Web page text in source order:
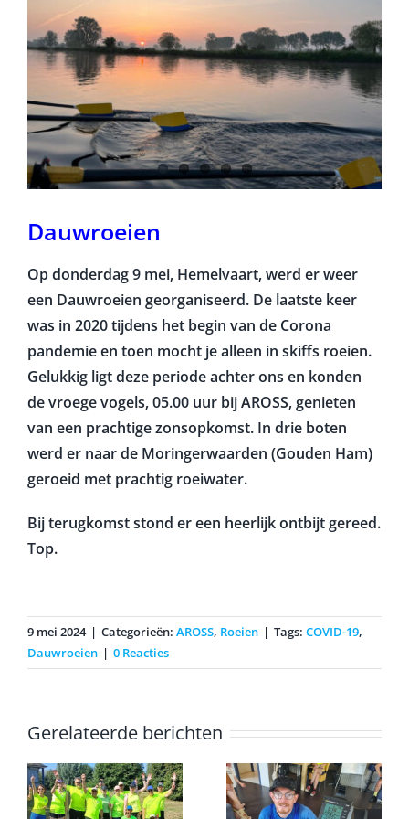
Dauwroeien
Op donderdag 9 mei, Hemelvaart, werd er weer
een Dauwroeien georganiseerd. De laatste keer
was in 2020 tijdens het begin van de Corona
pandemie en toen mocht je alleen in skiffs roeien.
Gelukkig ligt deze periode achter ons en konden
de vroege vogels, 05.00 uur bij AROSS, genieten
van een prachtige zonsopkomst. In drie boten
werd er naar de Moringerwaarden (Gouden Ham)
geroeid met prachtig roeiwater.
Bij terugkomst stond er een heerlijk ontbijt gereed.
Top.
9 mei 2024 | Categorieën: AROSS, Roeien | Tags: COVID-19,
Dauwroeien | 0 Reacties
Gerelateerde berichten
Erwin